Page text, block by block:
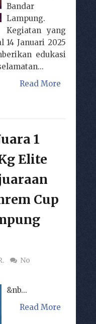
Bandar
Lampung.
Kegiatan yang
14 Januari 2025
edukasi
Read More
1
Elite
Cup
No
&nb...
Read More